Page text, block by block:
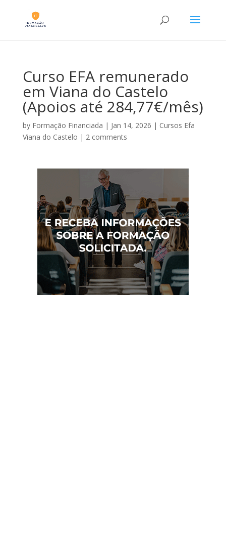
Curso EFA remunerado
em Viana do Castelo
(Apoios até 284,77€/mês)
by Formação Financiada | Jan 14, 2026 | Cursos Efa
Viana do Castelo | 2 comments